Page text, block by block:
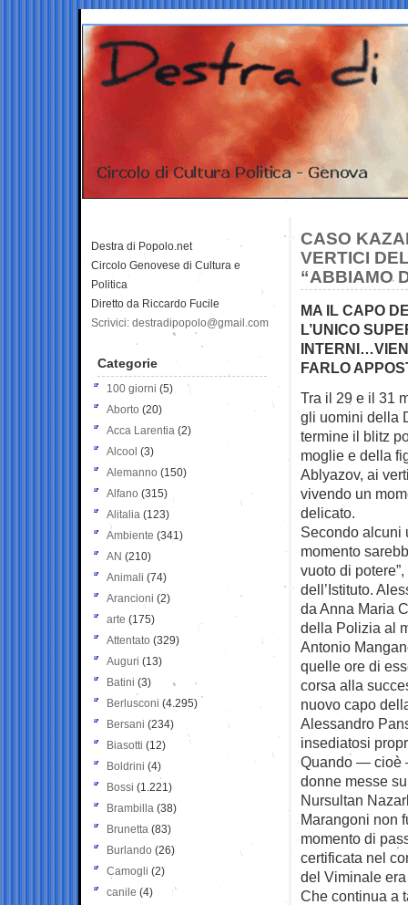
CASO
VERTICI
“ABBIAMO
MA IL CAPO
L’UNICO
FARLO
Tra il 29 e il 31
gli uomini della
termine il blitz
moglie e della
Ablyazov, ai
vivendo un
delicato.
Secondo alcuni
momento
vuoto di
dell’Istituto.
da Anna Maria
della Polizia al
Antonio
quelle ore di
corsa alla
nuovo capo
Alessandro
insediatosi
Quando — cioè
donne messe
Nursultan
Marangoni non
momento di
certificata nel
del Viminale
Che continua a
Destra di Popolo.net
Circolo Genovese di Cultura e
Politica
Diretto da Riccardo Fucile
Scrivici: destradipopolo@gmail.com
Categorie
100 giorni (5)
Aborto (20)
Acca Larentia (2)
Alcool (3)
Alemanno (150)
Alfano (315)
Alitalia (123)
Ambiente (341)
AN (210)
Animali (74)
Arancioni (2)
arte (175)
Attentato (329)
Auguri (13)
Batini (3)
Berlusconi (4.295)
Bersani (234)
Biasotti (12)
Boldrini (4)
Bossi (1.221)
Brambilla (38)
Brunetta (83)
Burlando (26)
Camogli (2)
canile (4)